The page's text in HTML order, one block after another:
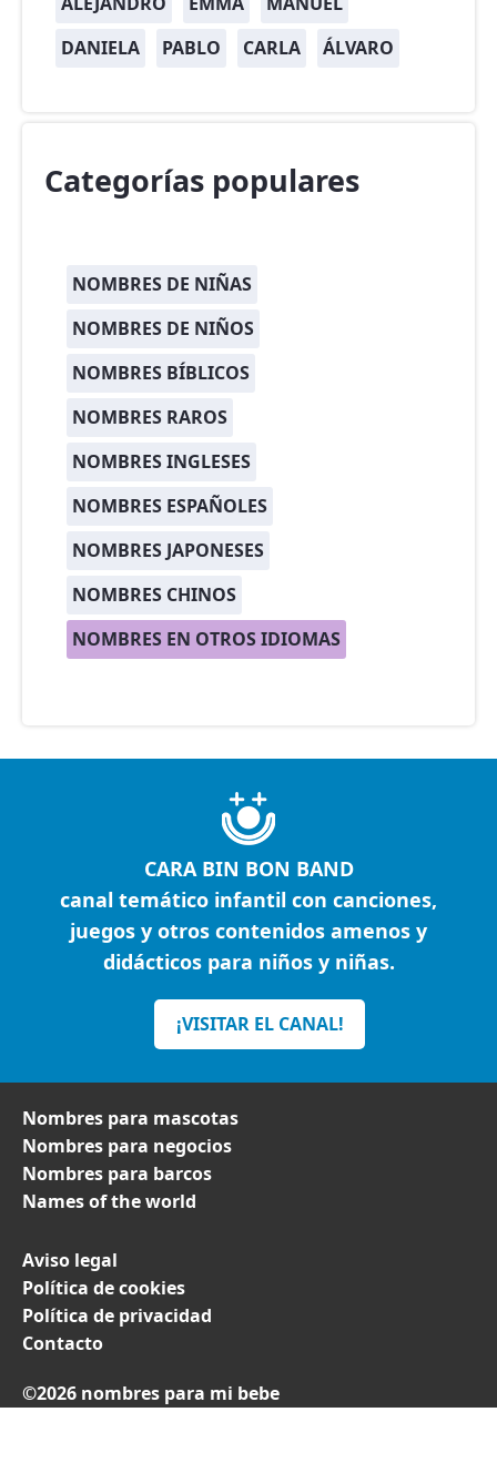
DANIELA
PABLO CARLA ÁLVARO
Categorías populares
NOMBRES DE NIÑAS
NOMBRES DE NIÑOS
NOMBRES BÍBLICOS
NOMBRES RAROS
NOMBRES INGLESES
NOMBRES ESPAÑOLES
NOMBRES JAPONESES
NOMBRES CHINOS
NOMBRES EN OTROS IDIOMAS
CARA BIN BON BAND
canal temático infantil con canciones,
juegos y otros contenidos amenos y
didácticos para niños y niñas.
¡VISITAR EL CANAL!
Nombres para mascotas
Nombres para negocios
Nombres para barcos
Names of the world
Aviso legal
Política de cookies
Política de privacidad
Contacto
©2026 nombres para mi bebe